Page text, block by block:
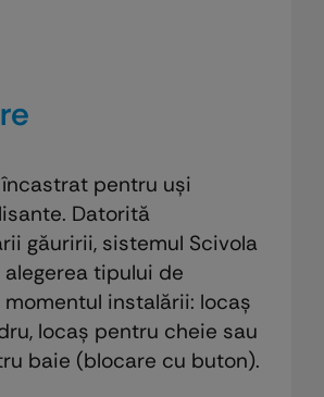
pentru uși
Datorită
găuririi, sistemul Scivola
tipului de
instalării: locaș
locaș pentru cheie sau
baie (blocare cu buton).